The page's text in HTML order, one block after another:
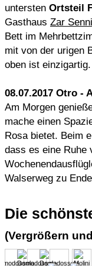
untersten Ortsteil
Gasthaus Zar Senni
Bett im
mit von der urigen
oben ist
08.07.2017 Otro -
Am Morgen
mache einen
Rosa bietet. Beim
dass es eine Ruhe
Walserweg zu
Die
(Vergrößern